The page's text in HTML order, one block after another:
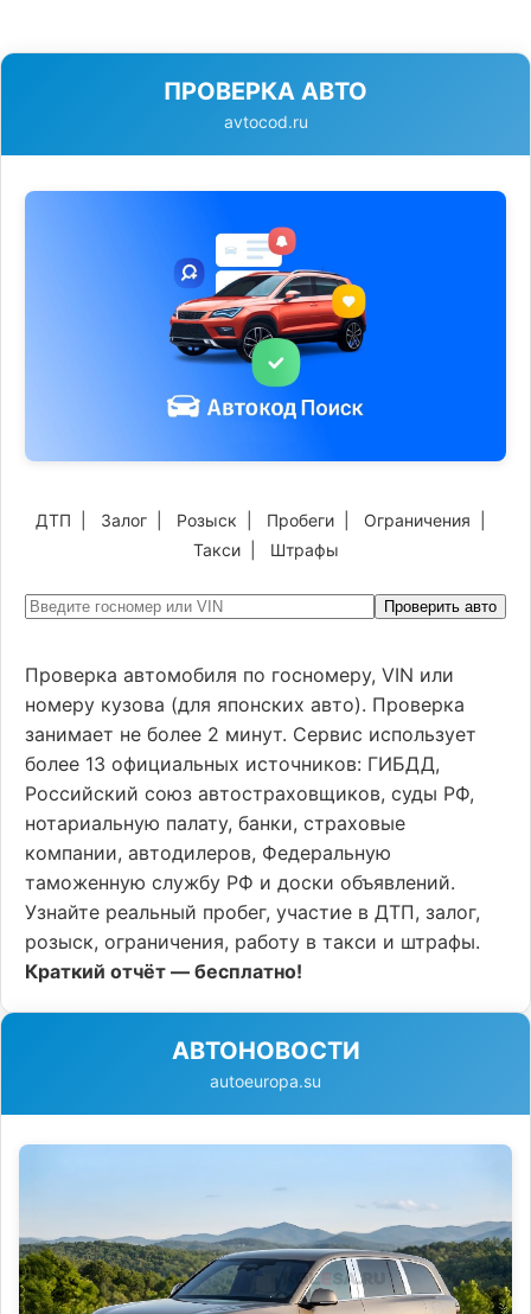
ПРОВЕРКА АВТО
avtocod.ru
ДТП Залог Розыск Пробеги Ограничения
Такси| Штрафы
Проверить авто
Проверка автомобиля по госномеру, VIN или
номеру кузова (для японских авто). Проверка
занимает не более 2 минут. Сервис использует
более 13 официальных источников: ГИБДД,
Российский союз автостраховщиков, суды РФ,
нотариальную палату, банки, страховые
компании, автодилеров, Федеральную
таможенную службу РФ и доски объявлений.
Узнайте реальный пробег, участие в ДТП, залог,
розыск, ограничения, работу в такси и штрафы.
Краткий отчёт — бесплатно!
АВТОНОВОСТИ
autoeuropa.su